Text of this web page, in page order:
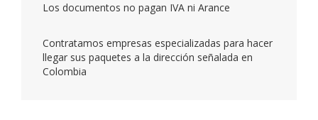
Los documentos no pagan IVA ni Arance
Contratamos empresas especializadas para hacer
llegar sus paquetes a la dirección señalada en
Colombia